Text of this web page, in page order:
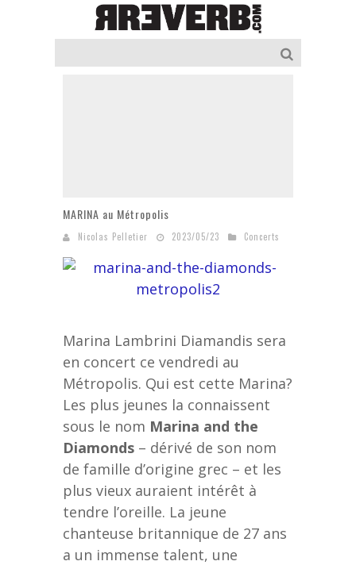
MARINA au Métropolis
Nicolas Pelletier 2023/05/23 Concerts
Marina Lambrini Diamandis sera
en concert ce vendredi au
Métropolis. Qui est cette Marina?
Les plus jeunes la connaissent
sous le nom Marina and the
Diamonds – dérivé de son nom
de famille d’origine grec – et les
plus vieux auraient intérêt à
tendre l’oreille. La jeune
chanteuse britannique de 27 ans
a un immense talent, une